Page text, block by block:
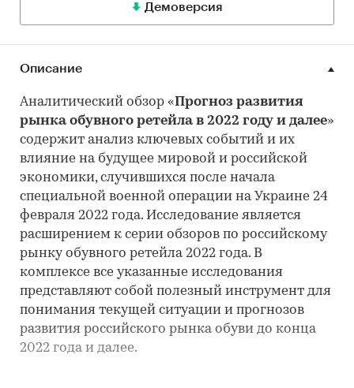
Демоверсия
Описание
Аналитический обзор «Прогноз развития
рынка обувного ретейла в 2022 году и далее»
содержит анализ ключевых событий и их
влияние на будущее мировой и российской
экономики, случившихся после начала
специальной военной операции на Украине 24
февраля 2022 года. Исследование является
расширением к серии обзоров по российскому
рынку обувного ретейла 2022 года. В
комплексе все указанные исследования
представляют собой полезный инструмент для
понимания текущей ситуации и прогнозов
развития российского рынка обуви до конца
2022 года и далее.